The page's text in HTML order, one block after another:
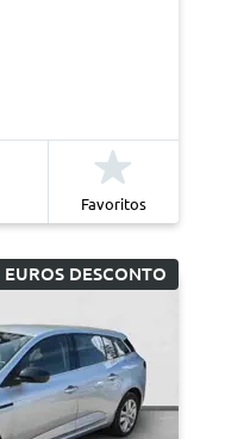
Favoritos
DESCONTO